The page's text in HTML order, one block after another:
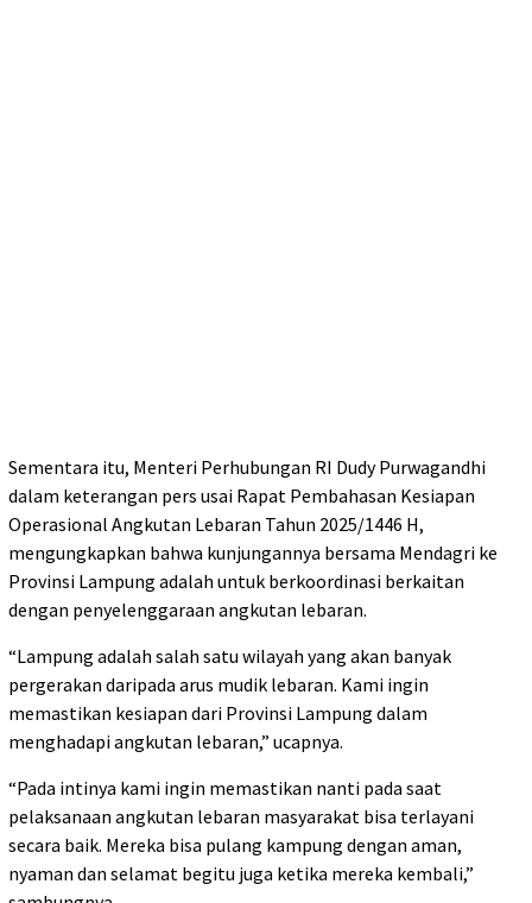
Sementara itu, Menteri Perhubungan RI Dudy Purwagandhi
dalam keterangan pers usai Rapat Pembahasan Kesiapan
Operasional Angkutan Lebaran Tahun 2025/1446 H,
mengungkapkan bahwa kunjungannya bersama Mendagri ke
Provinsi Lampung adalah untuk berkoordinasi berkaitan
dengan penyelenggaraan angkutan lebaran.
“Lampung adalah salah satu wilayah yang akan banyak
pergerakan daripada arus mudik lebaran. Kami ingin
memastikan kesiapan dari Provinsi Lampung dalam
menghadapi angkutan lebaran,” ucapnya.
“Pada intinya kami ingin memastikan nanti pada saat
pelaksanaan angkutan lebaran masyarakat bisa terlayani
secara baik. Mereka bisa pulang kampung dengan aman,
nyaman dan selamat begitu juga ketika mereka kembali,”